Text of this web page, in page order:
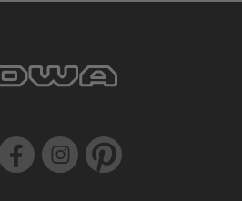
Facebook Instagram Pinterest